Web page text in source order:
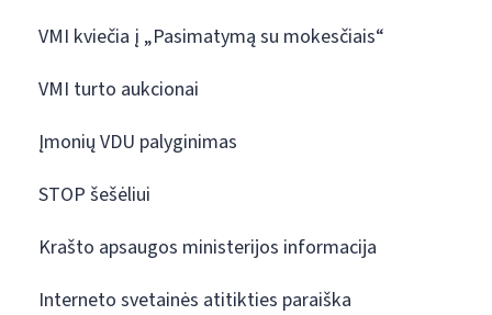
VMI kviečia į „Pasimatymą su mokesčiais“
VMI turto aukcionai
Įmonių VDU palyginimas
STOP šešėliui
Krašto apsaugos ministerijos informacija
Interneto svetainės atitikties paraiška